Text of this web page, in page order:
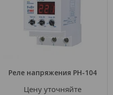
Реле напряжения РН-104
Цену уточняйте